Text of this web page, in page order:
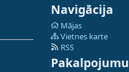
Navigācija
Mājas
Vietnes karte
RSS
Pakalpojumu